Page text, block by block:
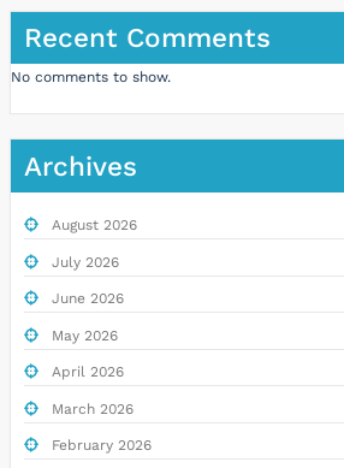
Recent Comments
No comments to show.
Archives
August 2026
July 2026
June 2026
May 2026
April 2026
March 2026
February 2026